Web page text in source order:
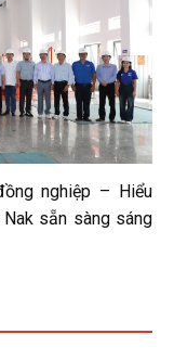
nghiệp – Hiểu
Nak sẵn sàng sáng